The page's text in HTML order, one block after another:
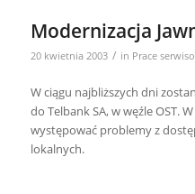
Modernizacja
20 kwietnia 2003 / in Prace
W ciągu najbliższych dni
do Telbank SA, w węźle OST.
występować problemy z
lokalnych.